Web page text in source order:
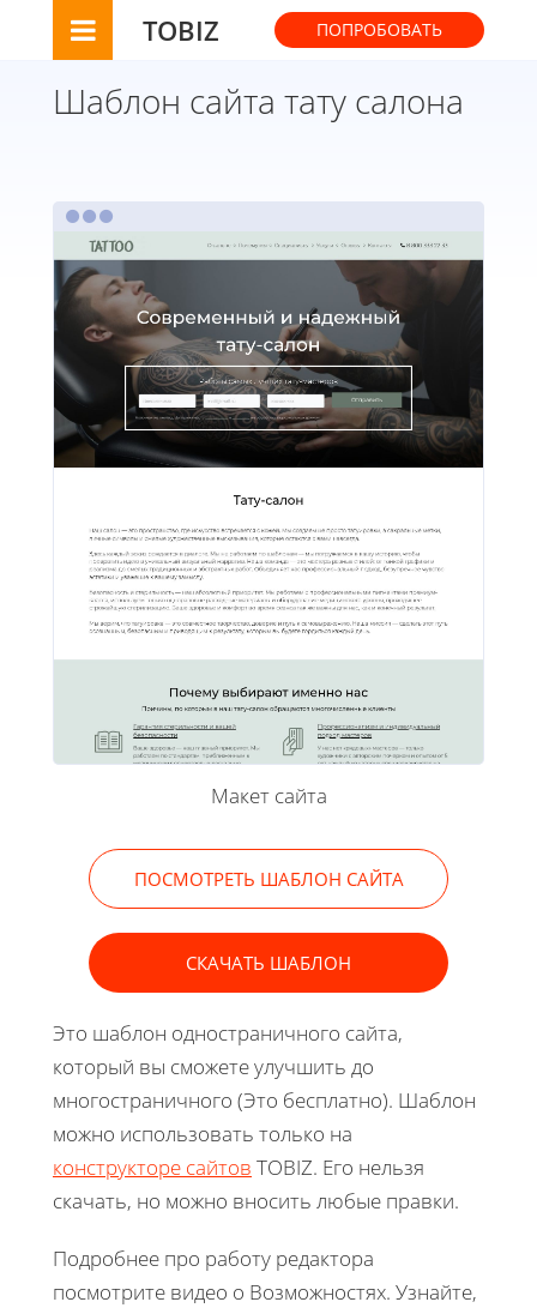
TOBIZ ПОПРОБОВАТЬ
Шаблон сайта тату салона
Макет сайта
ПОСМОТРЕТЬ ШАБЛОН САЙТА
СКАЧАТЬ ШАБЛОН
Это шаблон одностраничного сайта,
который вы сможете улучшить до
многостраничного (Это бесплатно). Шаблон
можно использовать только на
конструкторе сайтов TOBIZ. Его нельзя
скачать, но можно вносить любые правки.
Подробнее про работу редактора
посмотрите видео о Возможностях. Узнайте,